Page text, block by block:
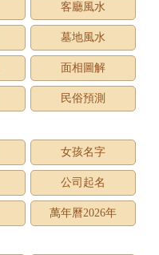
客廳風水
墓地風水
面相圖解
民俗預測
女孩名字
公司起名
萬年曆2026年